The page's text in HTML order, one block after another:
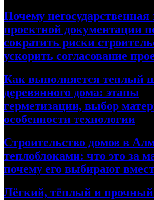
Почему негосударственная
проектной документации
сократить риски
ускорить согласование
Как выполняется теплый
деревянного дома: этапы
герметизации, выбор
особенности технологии
Строительство домов в
теплоблоками: что это за
почему его выбирают
Лёгкий, тёплый и